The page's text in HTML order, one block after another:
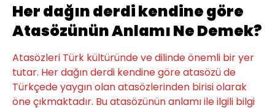
Her dağın derdi kendine göre
Atasözünün Anlamı Ne Demek?
Atasözleri Türk kültüründe ve dilinde önemli bir yer
tutar. Her dağın derdi kendine göre atasözü de
Türkçede yaygın olan atasözlerinden birisi olarak
öne çıkmaktadır. Bu atasözünün anlamı ile ilgili bilgi